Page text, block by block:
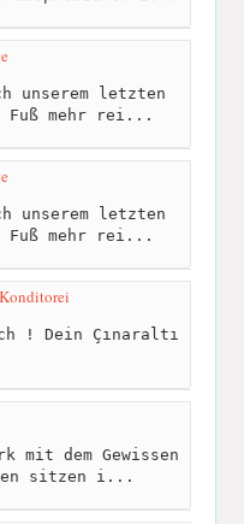
unserem letzten
Fuß mehr rei...
unserem letzten
Fuß mehr rei...
! Dein Çınaraltı
dem Gewissen
sitzen i...